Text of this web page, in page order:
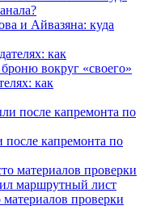
и Айвазяна: куда
как
капремонта по
проверки